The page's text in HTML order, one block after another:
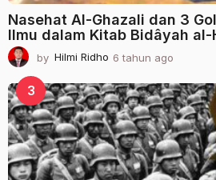
Nasehat Al-Ghazali dan 3
Ilmu dalam Kitab Bidâyah al-
by Hilmi Ridho 6 tahun ago
a
h
u
n
a
g
o
3